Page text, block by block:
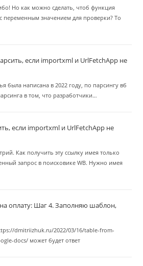
Но как можно сделать, чтоб функция
переменным значением для проверки? То
если importxml и UrlFetchApp не
была написана в 2022 году, по парсингу вб
в том, что разработчики…
если importxml и UrlFetchApp не
Как получить эту ссылку имея только
запрос в поисковике WB. Нужно имея
оплату: Шаг 4. Заполняю шаблон,
dmitriizhuk.ru/2022/03/16/table-from-
docs/ может будет ответ